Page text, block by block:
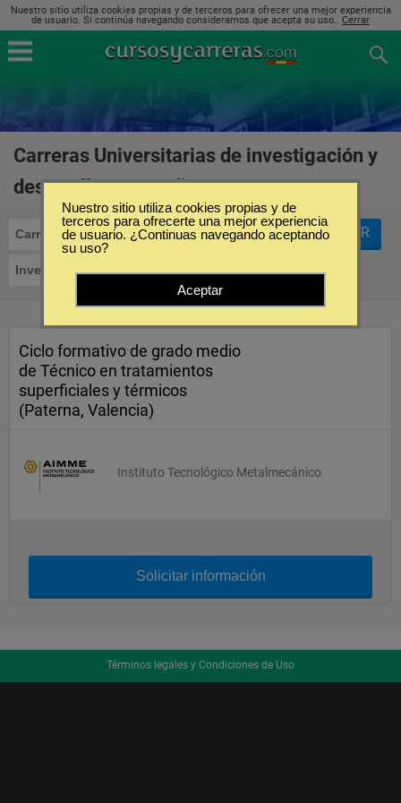
Nuestro sitio utiliza cookies propias y de terceros para ofrecer una mejor experiencia
de usuario. Si continúa navegando consideramos que acepta su uso.. Cerrar
Carreras Universitarias de investigación y
desarrollo en España
Carreras Universitarias
Investigación y Desarrollo
FILTRAR
Ciclo formativo de grado medio
de Técnico en tratamientos
superficiales y térmicos
(Paterna, Valencia)
Instituto Tecnológico Metalmecánico
Solicitar información
Términos legales y Condiciones de Uso
Nuestro sitio utiliza cookies propias y de
terceros para ofrecerte una mejor experiencia
de usuario. ¿Continuas navegando aceptando
su uso?
Aceptar